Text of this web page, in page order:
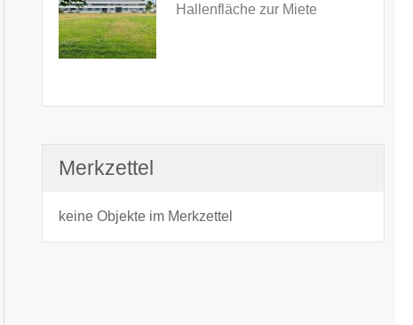
Hallenfläche zur Miete
Merkzettel
keine Objekte im Merkzettel